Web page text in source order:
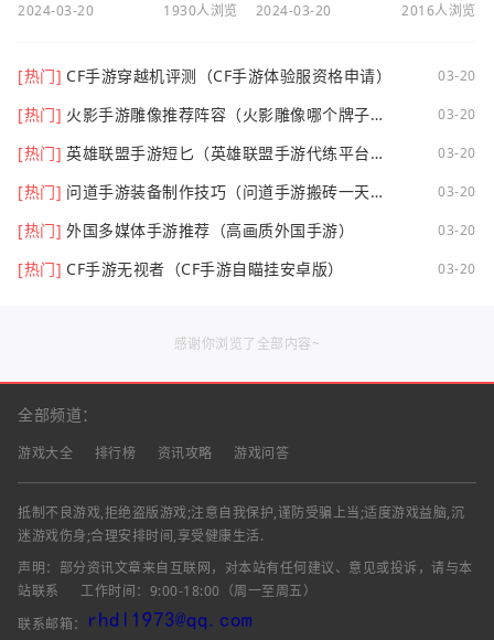
2024-03-20 1930人浏览 2024-03-20 2016人浏览
[热门] CF手游穿越机评测（CF手游体验服资格申请） 03-20
[热门] 火影手游雕像推荐阵容（火影雕像哪个牌子
03-20
[热门] 英雄联盟手游短匕（英雄联盟手游代练平台哪
03-20
[热门] 问道手游装备制作技巧（问道手游搬砖一天可
03-20
[热门] 外国多媒体手游推荐（高画质外国手游） 03-20
[热门] CF手游无视者（CF手游自瞄挂安卓版） 03-20
感谢你浏览了全部内容~
全部频道：
游戏大全 排行榜 资讯攻略 游戏问答
抵制不良游戏,拒绝盗版游戏;注意自我保护,谨防受骗上当;适度游戏益脑,沉
迷游戏伤身;合理安排时间,享受健康生活.
声明：部分资讯文章来自互联网，对本站有任何建议、意见或投诉，请与本
站联系
工作时间：9:00-18:00（周一至周五）
联系邮箱：